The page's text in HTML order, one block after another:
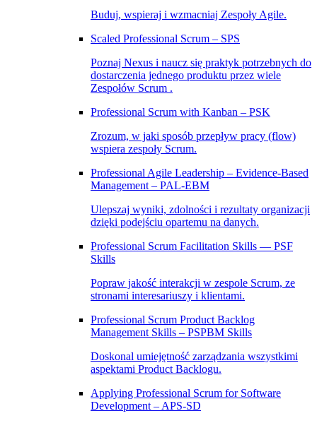
Buduj, wspieraj i wzmacniaj Zespoły Agile.
Scaled Professional Scrum – SPS
Poznaj Nexus i naucz się praktyk potrzebnych do
dostarczenia jednego produktu przez wiele
Zespołów Scrum .
Professional Scrum with Kanban – PSK
Zrozum, w jaki sposób przepływ pracy (flow)
wspiera zespoły Scrum.
Professional Agile Leadership – Evidence-Based
Management – PAL-EBM
Ulepszaj wyniki, zdolności i rezultaty organizacji
dzięki podejściu opartemu na danych.
Professional Scrum Facilitation Skills — PSF
Skills
Popraw jakość interakcji w zespole Scrum, ze
stronami interesariuszy i klientami.
Professional Scrum Product Backlog
Management Skills – PSPBM Skills
Doskonal umiejętność zarządzania wszystkimi
aspektami Product Backlogu.
Applying Professional Scrum for Software
Development – APS-SD